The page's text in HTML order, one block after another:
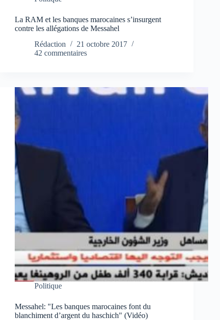
La RAM et les banques marocaines s’insurgent
contre les allégations de Messahel
Rédaction
21 octobre 2017
42 commentaires
Politique
Messahel: "Les banques marocaines font du
blanchiment d’argent du haschich" (Vidéo)